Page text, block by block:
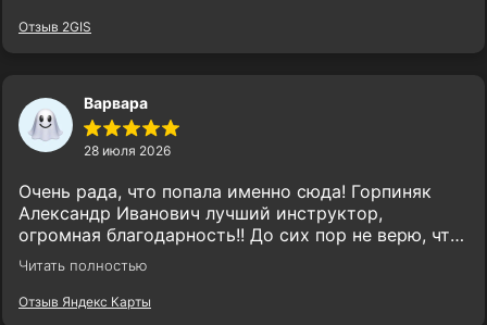
Отзыв 2GIS
Варвара
28 июля 2026
Очень рада, что попала именно сюда! Горпиняк
Александр Иванович лучший инструктор,
огромная благодарность!! До сих пор не верю, что
сдала экзамен, радуюсь каждую секунду. Желаю
Читать полностью
Отзыв Яндекс Карты